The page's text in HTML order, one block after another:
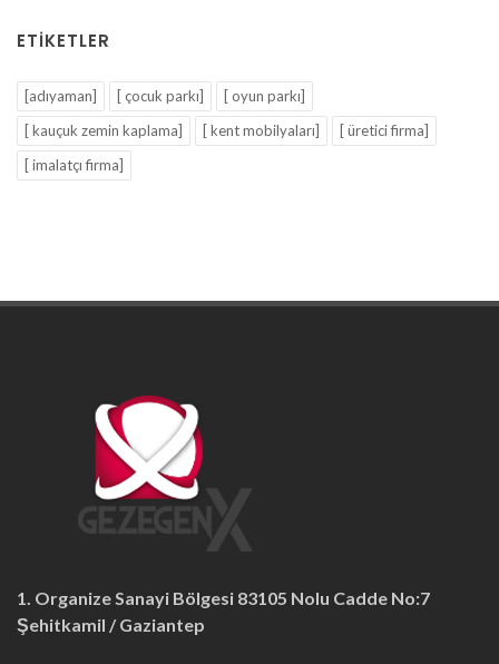
ETIKETLER
[adıyaman] [ çocuk parkı]
[ oyun parkı]
[ kauçuk zemin kaplama]
[ kent mobilyaları]
[ üretici firma]
[ imalatçı firma]
1. Organize Sanayi Bölgesi 83105 Nolu Cadde No:7
Şehitkamil / Gaziantep